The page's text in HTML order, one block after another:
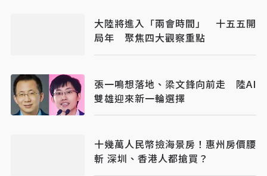
大陸將進入「兩會時間」 十五五開
局年 聚焦四大觀察重點
張一鳴想落地、梁文鋒向前走 陸AI
雙雄迎來新一輪選擇
十幾萬人民幣撿海景房！惠州房價腰
斬 深圳、香港人都搶買？